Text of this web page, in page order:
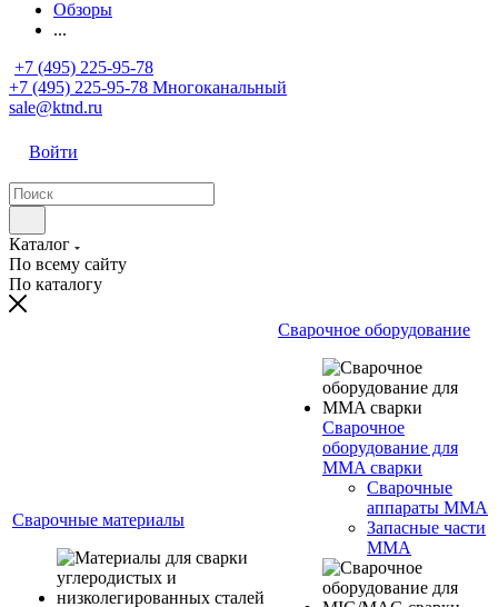
Обзоры
...
+7 (495) 225-95-78
+7 (495) 225-95-78 Многоканальный
sale@ktnd.ru
Войти
Каталог
По всему сайту
По каталогу
Сварочные материалы
Сварочное оборудование
Сварочное
оборудование для
MMA сварки
Сварочные
аппараты MMA
Запасные части
MMA